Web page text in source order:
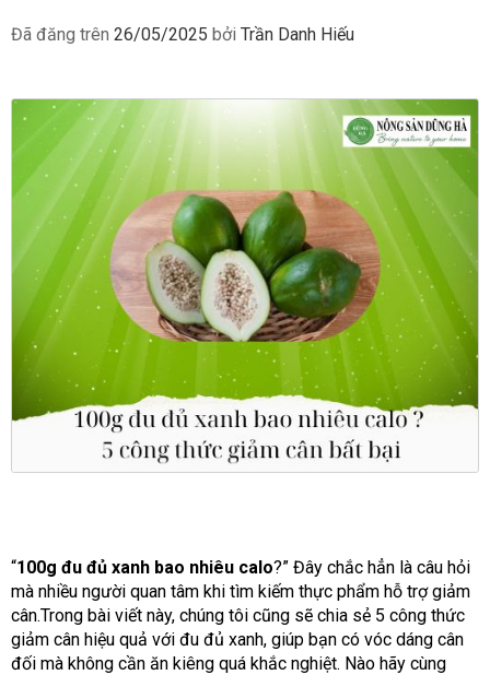
Đã đăng trên 26/05/2025 bởi Trần Danh Hiếu
“100g đu đủ xanh bao nhiêu calo?” Đây chắc hẳn là câu hỏi
mà nhiều người quan tâm khi tìm kiếm thực phẩm hỗ trợ giảm
cân.Trong bài viết này, chúng tôi cũng sẽ chia sẻ 5 công thức
giảm cân hiệu quả với đu đủ xanh, giúp bạn có vóc dáng cân
đối mà không cần ăn kiêng quá khắc nghiệt. Nào hãy cùng